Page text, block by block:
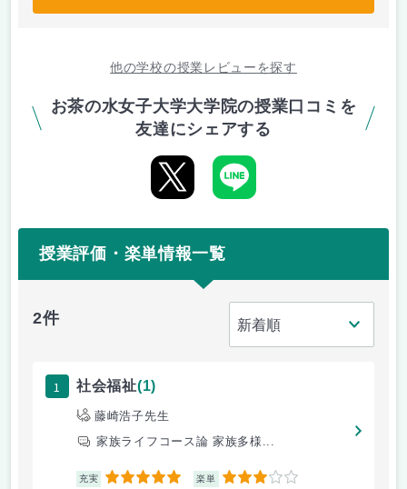
他の学校の授業レビューを探す
お茶の水女子大学大学院の授業口コミを
友達にシェアする
授業評価・楽単情報一覧
2件
1 社会福祉(1)
藤崎浩子先生
家族ライフコース論 家族多様...
充実 5 楽単 3